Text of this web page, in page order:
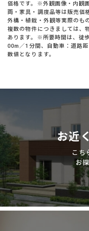
価格です。※外観画像・内観
両・家具・調度品等は販売価
外構・植栽・外観等実際のも
複数の物件につきましては、
あります。※所要時間は、徒
00m／1分間、自動車：道路
数値となります。
お近
こち
お